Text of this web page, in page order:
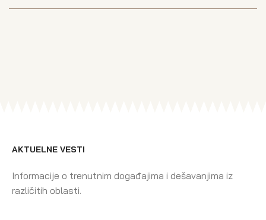
AKTUELNE VESTI
Informacije o trenutnim događajima i dešavanjima iz
različitih oblasti.